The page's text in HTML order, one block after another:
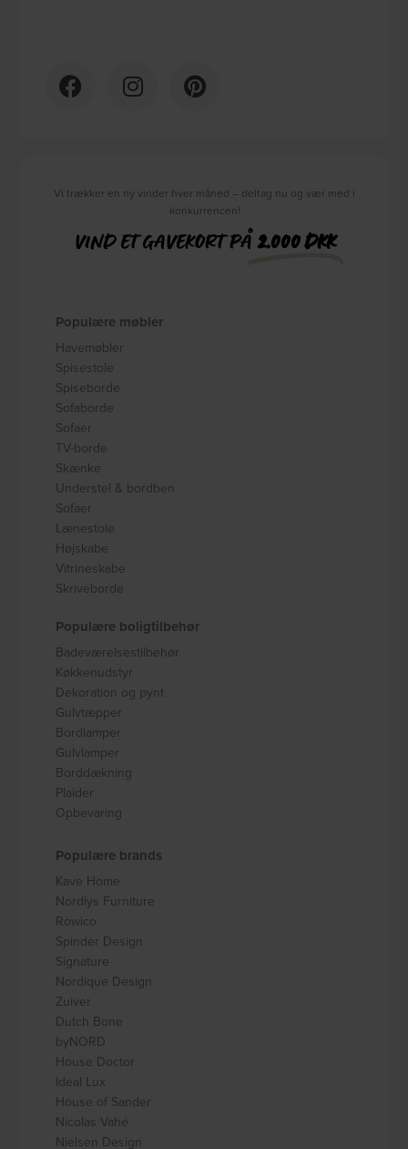
Vi trækker en ny vinder hver måned – deltag nu og vær med i
konkurrencen!
VIND ET GAVEKORT PÅ2.000 DKK
Populære møbler
Havemøbler
Spisestole
Spiseborde
Sofaborde
Sofaer
TV-borde
Skænke
Understel & bordben
Sofaer
Lænestole
Højskabe
Vitrineskabe
Skriveborde
Populære boligtilbehør
Badeværelsestilbehør
Køkkenudstyr
Dekoration og pynt
Gulvtæpper
Bordlamper
Gulvlamper
Borddækning
Plaider
Opbevaring
Populære brands
Kave Home
Nordlys Furniture
Rowico
Spinder Design
Signature
Nordique Design
Zuiver
Dutch Bone
byNORD
House Doctor
Ideal Lux
House of Sander
Nicolas Vahé
Nielsen Design